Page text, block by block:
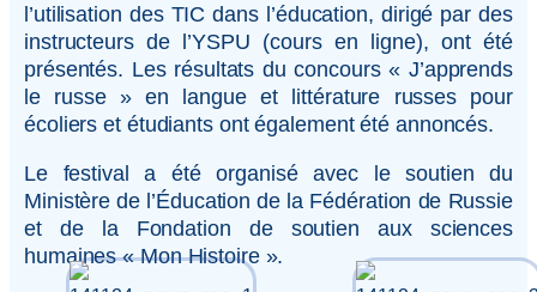
l’utilisation des TIC dans l’éducation, dirigé par des
instructeurs de l’YSPU (cours en ligne), ont été
présentés. Les résultats du concours « J’apprends
le russe » en langue et littérature russes pour
écoliers et étudiants ont également été annoncés.
Le festival a été organisé avec le soutien du
Ministère de l’Éducation de la Fédération de Russie
et de la Fondation de soutien aux sciences
humaines « Mon Histoire ».